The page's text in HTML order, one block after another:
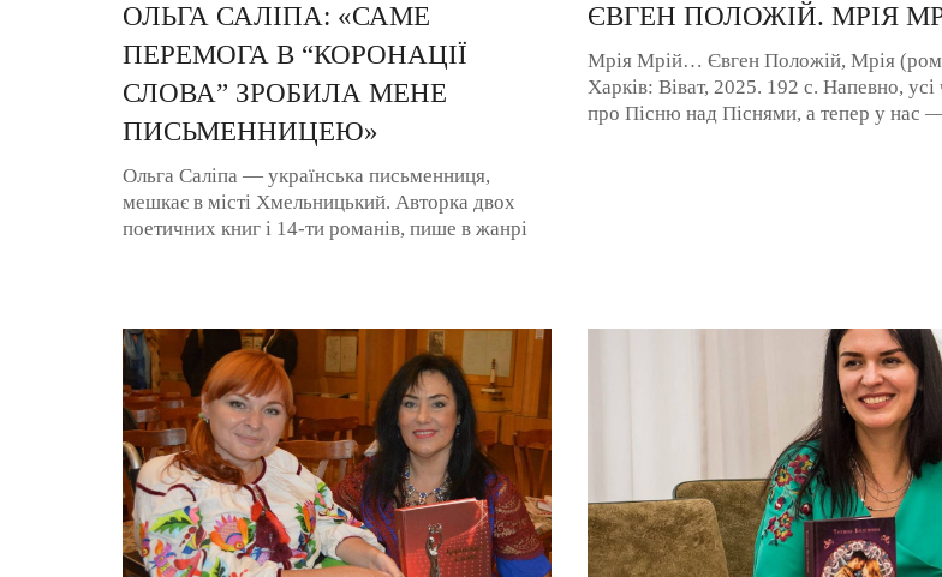
ОЛЬГА САЛІПА: «САМЕ
ПЕРЕМОГА В “КОРОНАЦІЇ
СЛОВА” ЗРОБИЛА МЕНЕ
ПИСЬМЕННИЦЕЮ»
Ольга Саліпа — українська письменниця,
мешкає в місті Хмельницький. Авторка двох
поетичних книг і 14-ти романів, пише в жанрі
ЄВГЕН ПОЛОЖІЙ. МРІЯ
Мрія Мрій… Євген Положій, Мрія
Харків: Віват, 2025. 192 с. Напевно, усі
про Пісню над Піснями, а тепер у нас